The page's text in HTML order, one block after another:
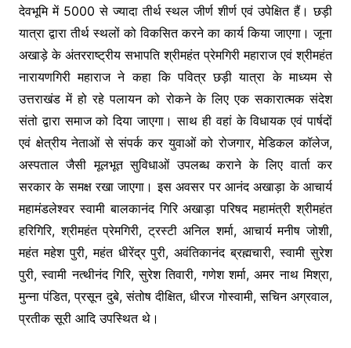
देवभूमि में 5000 से ज्यादा तीर्थ स्थल जीर्ण शीर्ण एवं उपेक्षित हैं। छड़ी
यात्रा द्वारा तीर्थ स्थलों को विकसित करने का कार्य किया जाएगा। जूना
अखाड़े के अंतरराष्ट्रीय सभापति श्रीमहंत प्रेमगिरी महाराज एवं श्रीमहंत
नारायणगिरी महाराज ने कहा कि पवित्र छड़ी यात्रा के माध्यम से
उत्तराखंड में हो रहे पलायन को रोकने के लिए एक सकारात्मक संदेश
संतो द्वारा समाज को दिया जाएगा। साथ ही वहां के विधायक एवं पार्षदों
एवं क्षेत्रीय नेताओं से संपर्क कर युवाओं को रोजगार, मेडिकल कॉलेज,
अस्पताल जैसी मूलभूत सुविधाओं उपलब्ध कराने के लिए वार्ता कर
सरकार के समक्ष रखा जाएगा। इस अवसर पर आनंद अखाड़ा के आचार्य
महामंडलेश्वर स्वामी बालकानंद गिरि अखाड़ा परिषद महामंत्री श्रीमहंत
हरिगिरि, श्रीमहंत प्रेमगिरी, ट्रस्टी अनिल शर्मा, आचार्य मनीष जोशी,
महंत महेश पुरी, महंत धीरेंद्र पुरी, अवंतिकानंद ब्रह्मचारी, स्वामी सुरेश
पुरी, स्वामी नत्थीनंद गिरि, सुरेश तिवारी, गणेश शर्मा, अमर नाथ मिश्रा,
मुन्ना पंडित, प्रसून दुबे, संतोष दीक्षित, धीरज गोस्वामी, सचिन अग्रवाल,
प्रतीक सूरी आदि उपस्थित थे।